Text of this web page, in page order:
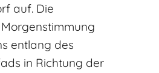
auf. Die
entlang des
in Richtung der